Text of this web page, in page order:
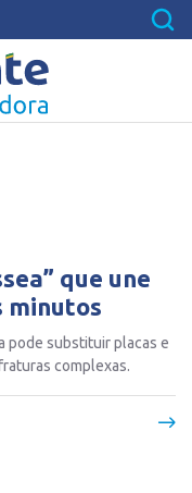
que une
minutos
pode substituir placas e
complexas.